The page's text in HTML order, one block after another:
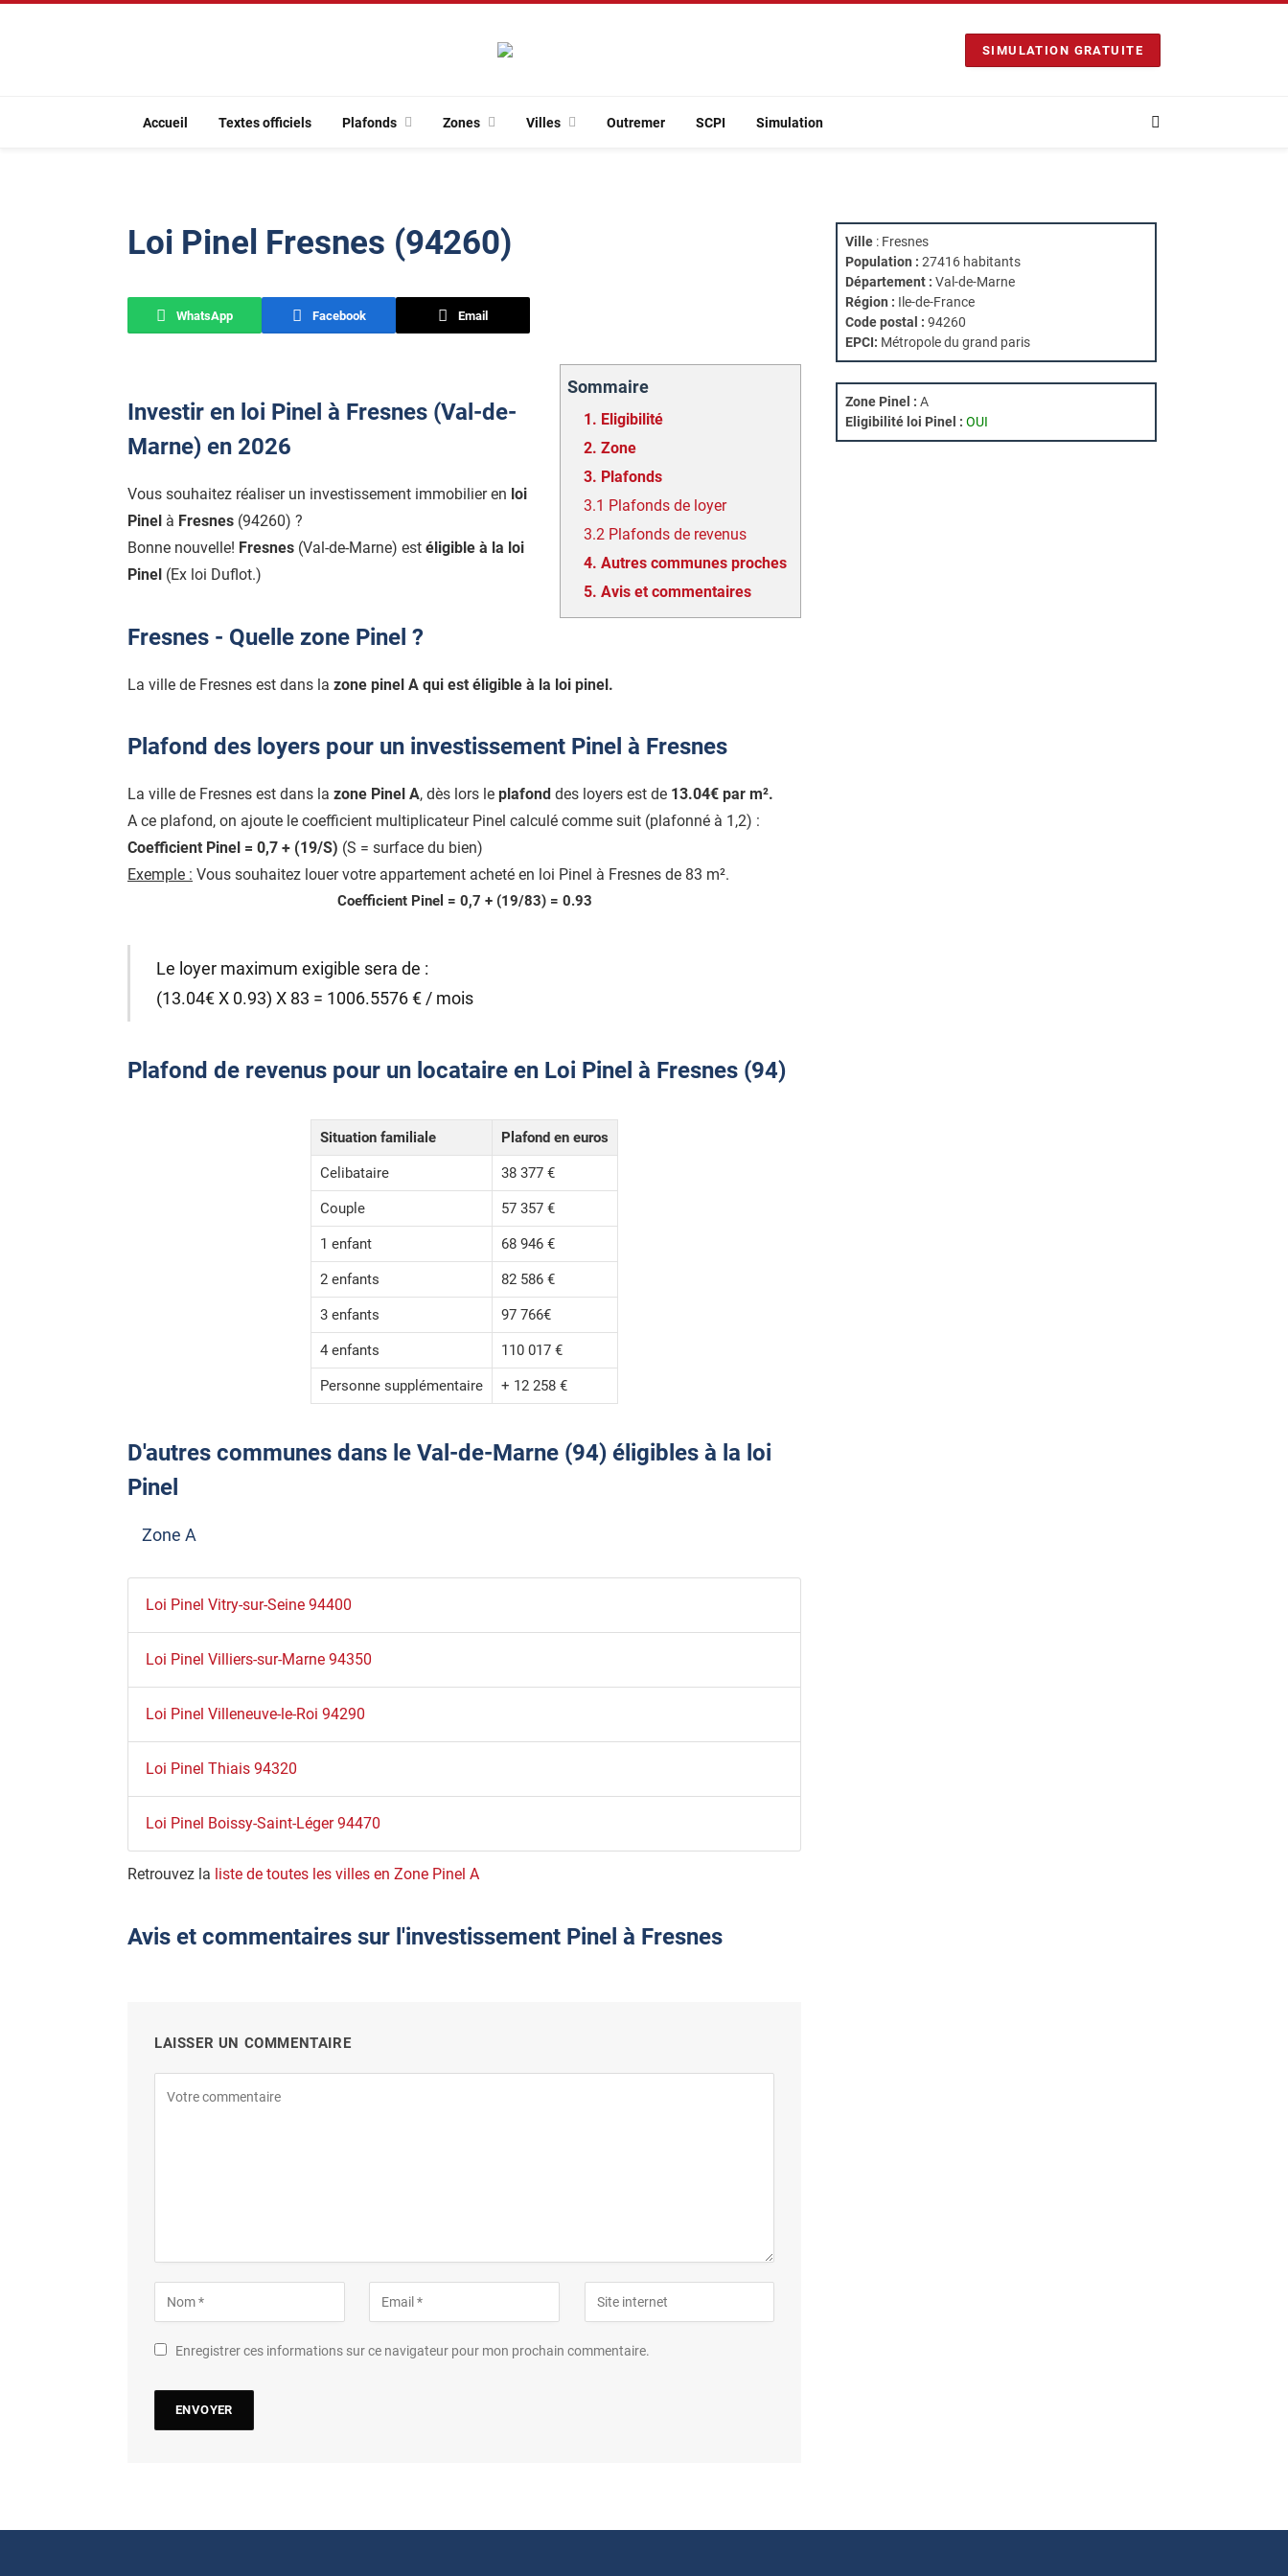
SIMULATION GRATUITE
Accueil Textes officiels Plafonds Zones Villes Outremer SCPI Simulation
Loi Pinel Fresnes (94260)
WhatsApp Facebook Email
Sommaire
1. Eligibilité
2. Zone
3. Plafonds
3.1 Plafonds de loyer
3.2 Plafonds de revenus
4. Autres communes proches
5. Avis et commentaires
Investir en loi Pinel à Fresnes (Val-de-
Marne) en 2026
Vous souhaitez réaliser un investissement immobilier en loi
Pinel à Fresnes (94260) ?
Bonne nouvelle! Fresnes (Val-de-Marne) est éligible à la loi
Pinel (Ex loi Duflot.)
Fresnes - Quelle zone Pinel ?
La ville de Fresnes est dans la zone pinel A qui est éligible à la loi pinel.
Plafond des loyers pour un investissement Pinel à Fresnes
La ville de Fresnes est dans la zone Pinel A, dès lors le plafond des loyers est de 13.04€ par m².
A ce plafond, on ajoute le coefficient multiplicateur Pinel calculé comme suit (plafonné à 1,2) :
Coefficient Pinel = 0,7 + (19/S) (S = surface du bien)
Exemple : Vous souhaitez louer votre appartement acheté en loi Pinel à Fresnes de 83 m².
Coefficient Pinel = 0,7 + (19/83) = 0.93
Le loyer maximum exigible sera de :
(13.04€ X 0.93) X 83 = 1006.5576 € / mois
Plafond de revenus pour un locataire en Loi Pinel à Fresnes (94)
Situation familiale Plafond en euros
Celibataire 38 377 €
Couple 57 357 €
1 enfant 68 946 €
2 enfants 82 586 €
3 enfants 97 766€
4 enfants 110 017 €
Personne supplémentaire + 12 258 €
D'autres communes dans le Val-de-Marne (94) éligibles à la loi
Pinel
Zone A
Loi Pinel Vitry-sur-Seine 94400
Loi Pinel Villiers-sur-Marne 94350
Loi Pinel Villeneuve-le-Roi 94290
Loi Pinel Thiais 94320
Loi Pinel Boissy-Saint-Léger 94470
Retrouvez la liste de toutes les villes en Zone Pinel A
Avis et commentaires sur l'investissement Pinel à Fresnes
LAISSER UN COMMENTAIRE
Enregistrer ces informations sur ce navigateur pour mon prochain commentaire.
Ville : Fresnes
Population : 27416 habitants
Département : Val-de-Marne
Région : Ile-de-France
Code postal : 94260
EPCI: Métropole du grand paris
Zone Pinel : A
Eligibilité loi Pinel : OUI